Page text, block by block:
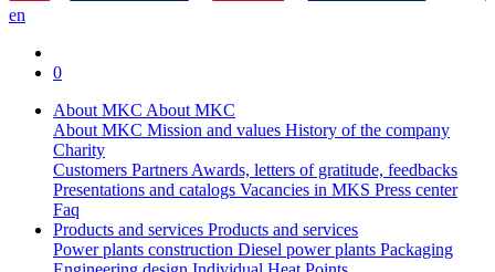
en
0
About MKC About MKC
About MKC Mission and values History of the company
Charity
Customers PartnersAwards, letters of gratitude, feedbacks
Presentations and catalogs Vacancies in MKS Press center
Faq
Products and services Products and services
Power plants construction Diesel power plants Packaging